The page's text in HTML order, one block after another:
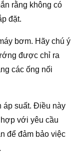
rằng không có
đặt.
bơm. Hãy chú ý
được chỉ ra
các ống nối
áp suất. Điều này
với yêu cầu
để đảm bảo việc